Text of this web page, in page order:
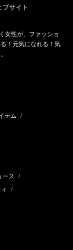
サイト
女性が、ファッショ
！元気になれる！気
テム /
ース /
/